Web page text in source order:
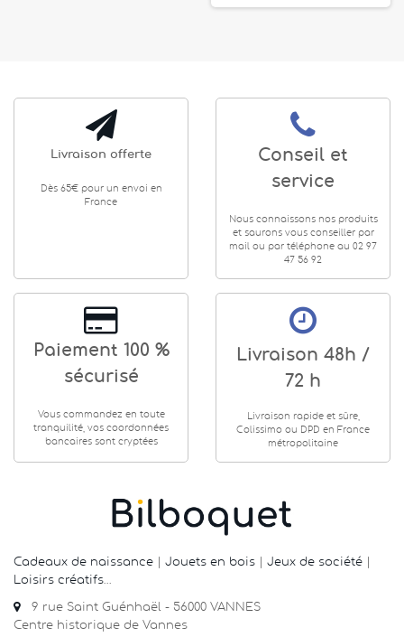
Livraison offerte
Dès 65€ pour un envoi en
France
Conseil et
service
Nous connaissons nos produits
et saurons vous conseiller par
mail ou par téléphone au 02 97
47 56 92
Paiement 100 %
sécurisé
Vous commandez en toute
tranquilité, vos coordonnées
bancaires sont cryptées
Livraison 48h /
72 h
Livraison rapide et sûre,
Colissimo ou DPD en France
métropolitaine
Cadeaux de naissance Jouets en bois Jeux de société
Loisirs créatifs…
9 rue Saint Guénhaël - 56000 VANNES
Centre historique de Vannes